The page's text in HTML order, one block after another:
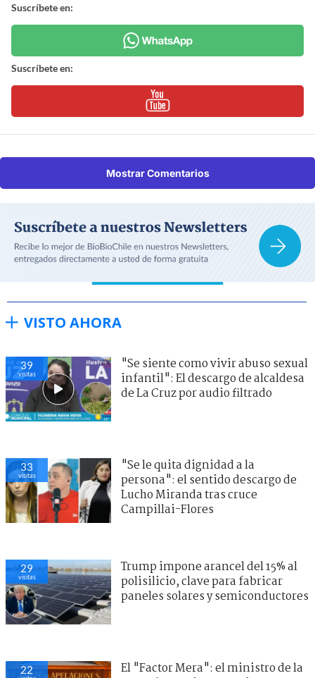
Suscríbete en:
Suscríbete en:
Mostrar Comentarios
VISTO AHORA
39
visitas
"Se siente como vivir abuso sexual
infantil": El descargo de alcaldesa
de La Cruz por audio filtrado
33
visitas
"Se le quita dignidad a la
persona": el sentido descargo de
Lucho Miranda tras cruce
Campillai-Flores
29
visitas
Trump impone arancel del 15% al
polisilicio, clave para fabricar
paneles solares y semiconductores
22
El "Factor Mera": el ministro de la